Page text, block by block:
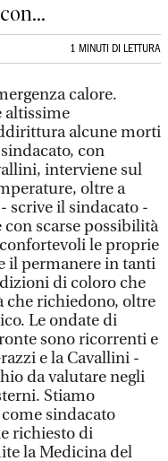
1 MINUTI DI LETTURA
calore.
altissime
alcune morti
con
interviene sul
oltre a
scrive il sindacato -
scarse possibilità
le proprie
il permanere in tanti
di coloro che
che richiedono, oltre
Le ondate di
sono ricorrenti e
e la Cavallini -
da valutare negli
Stiamo
sindacato
richiesto di
la Medicina del